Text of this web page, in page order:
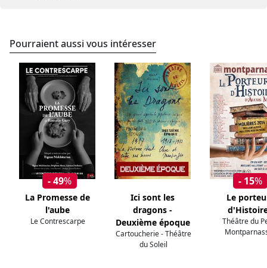
Pourraient aussi vous intéresser
- 49%
La Promesse de
l'aube
Le Contrescarpe
Ici sont les
dragons -
Deuxième époque
Cartoucherie - Théâtre
du Soleil
- 15%
Le
Théâtre du